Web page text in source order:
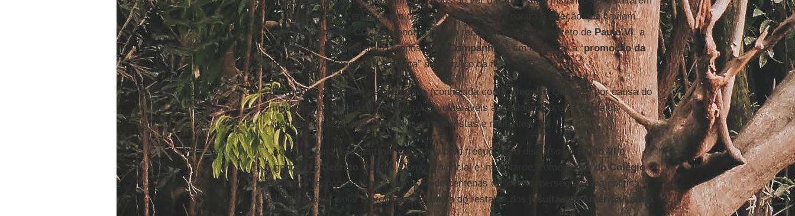
aos trilhos, o que entenderam como uma advertência contra a direção que haviam
endossado na
32ª CG. Ignorando o pedido reconhecidamente indireto dePaulo VI, a
32ª CG votou por alterar o propósito da
Companhia a fim de tornar a “promoção da
justiça” uma “exigência absoluta” do “serviço da fé”.
Bergoglioopôs-se a essa emenda (conhecida como “Decreto Quatro”) por causa do
medo de que ela deixaria os jesuítas vulneráveis à ideologia e a uma perda da
identidade sacerdotal, reduzindo-os a ativistas e militantes.
Ao voltar para aArgentina, ele citaria com frequência o discurso de Paulo VIe
ignoraria oDecreto Quatro. Como provincial e, mais tarde, como reitor do Colégio
Máximo
responsável pela formação de centenas de jovens, perseguiu uma política
deliberada de isolar a província argentina do restante dos
jesuítas na América Latina